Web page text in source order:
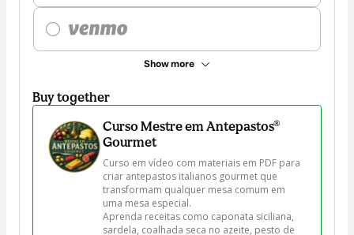
Show more
Buy together
Curso Mestre em Antepastos®
Gourmet
Curso em vídeo com materiais em PDF para
criar antepastos italianos gourmet que
transformam qualquer mesa comum em
uma mesa especial.
Aprenda receitas como caponata siciliana,
sardela, coalhada seca no azeite, pesto de